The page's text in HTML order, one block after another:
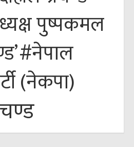
पुष्पकमल
#नेपाल
(नेकपा)